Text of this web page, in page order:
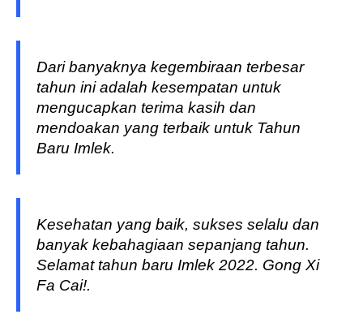
Dari banyaknya kegembiraan terbesar
tahun ini adalah kesempatan untuk
mengucapkan terima kasih dan
mendoakan yang terbaik untuk Tahun
Baru Imlek.
Kesehatan yang baik, sukses selalu dan
banyak kebahagiaan sepanjang tahun.
Selamat tahun baru Imlek 2022. Gong Xi
Fa Cai!.